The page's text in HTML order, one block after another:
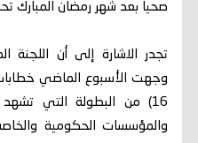
صحيا بعد شهر رمضان المبارك
تجدر الاشارة إلى أن
وجهت الأسبوع الماضي
16) من البطولة التي
والمؤسسات الحكومية